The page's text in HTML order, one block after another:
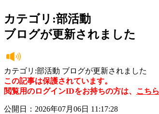
カテゴリ:部活動
ブログが更新されました
カテゴリ:部活動 ブログが更新されました
この記事は保護されています。
閲覧用のログインIDをお持ちの方は、 こちら
公開日：2026年07月06日 11:17:28